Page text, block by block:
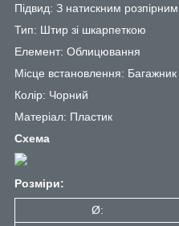
Підвид: З натискним
Тип: Штир зі шкарпеткою
Елемент: Облицювання
Місце встановлення: Багажник
Колір: Чорний
Матеріал: Пластик
Схема
Розміри:
Ø: